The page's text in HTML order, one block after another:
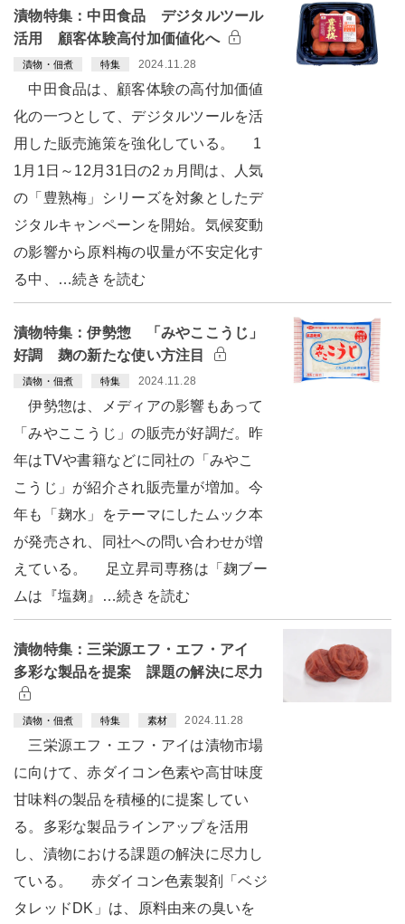
漬物特集：中田食品 デジタルツール
活用 顧客体験高付加価値化へ
漬物・佃煮 特集 2024.11.28
中田食品は、顧客体験の高付加価値
化の一つとして、デジタルツールを活
用した販売施策を強化している。 1
1月1日～12月31日の2ヵ月間は、人気
の「豊熟梅」シリーズを対象としたデ
ジタルキャンペーンを開始。気候変動
の影響から原料梅の収量が不安定化す
る中、…続きを読む
漬物特集：伊勢惣 「みやここうじ」
好調 麹の新たな使い方注目
漬物・佃煮 特集 2024.11.28
伊勢惣は、メディアの影響もあって
「みやここうじ」の販売が好調だ。昨
年はTVや書籍などに同社の「みやこ
こうじ」が紹介され販売量が増加。今
年も「麹水」をテーマにしたムック本
が発売され、同社への問い合わせが増
えている。 足立昇司専務は「麹ブー
ムは『塩麹』…続きを読む
漬物特集：三栄源エフ・エフ・アイ
多彩な製品を提案 課題の解決に尽力
漬物・佃煮 特集 素材 2024.11.28
三栄源エフ・エフ・アイは漬物市場
に向けて、赤ダイコン色素や高甘味度
甘味料の製品を積極的に提案してい
る。多彩な製品ラインアップを活用
し、漬物における課題の解決に尽力し
ている。 赤ダイコン色素製剤「ベジ
タレッドDK」は、原料由来の臭いを